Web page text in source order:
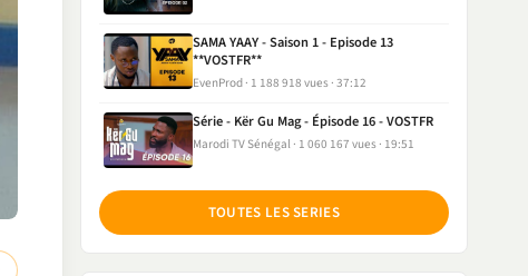
SAMA YAAY - Saison 1 - Episode 13
**VOSTFR**
EvenProd 1 188 918 vues 37:12
Série - Kër Gu Mag - Épisode 16 - VOSTFR
Marodi TV Sénégal 1 060 167 vues 19:51
TOUTES LES SERIES